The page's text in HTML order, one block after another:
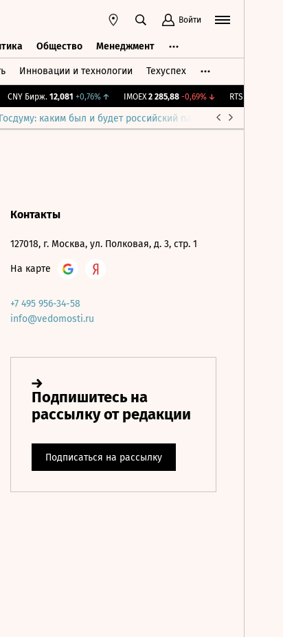
Войти
Общество Менеджмент
Инновации и технологии Техуспех
CNY Бирж. 12,081 +0,76%↑ IMOEX 2 285,88 -0,69%↓ RTSI 884,56
каким был и будет российский парламент
Контакты
127018, г. Москва, ул. Полковая, д. 3, стр. 1
На карте
+7 495 956-34-58
info@vedomosti.ru